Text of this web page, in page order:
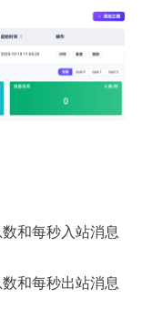
和每秒入站消息
和每秒出站消息